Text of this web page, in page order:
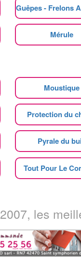
Guêpes - Frelons
Mérule
Moustique
Protection du
Pyrale du
Tout Pour Le
les